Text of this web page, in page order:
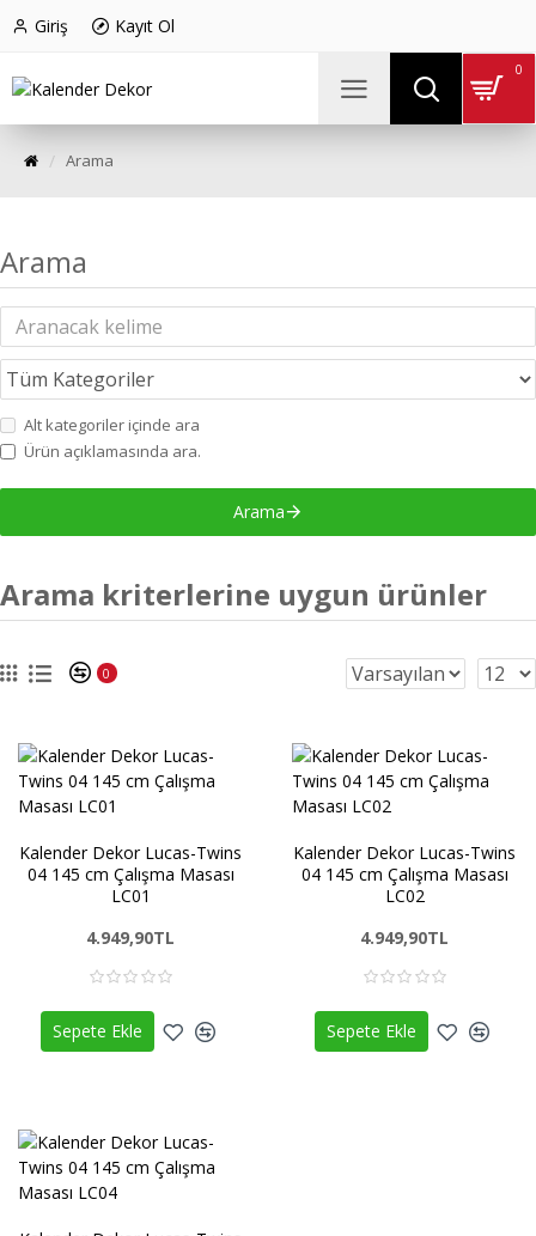
Giriş Kayıt Ol
0
Arama
Arama
Alt kategoriler içinde ara
Ürün açıklamasında ara.
Arama
Arama kriterlerine uygun ürünler
0
Kalender Dekor Lucas-Twins
04 145 cm Çalışma Masası
LC01
4.949,90TL
Sepete Ekle
Kalender Dekor Lucas-Twins
04 145 cm Çalışma Masası
LC02
4.949,90TL
Sepete Ekle